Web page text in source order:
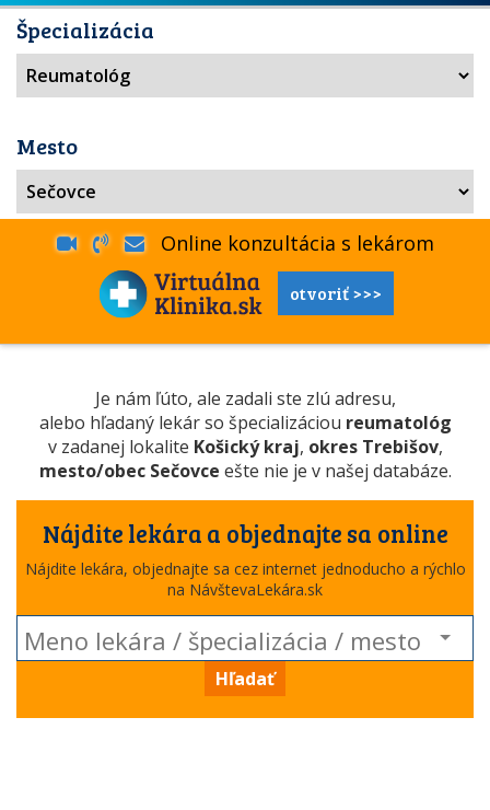
Špecializácia
Mesto
Online konzultácia s lekárom
otvoriť >>>
Je nám ľúto, ale zadali ste zlú adresu,
alebo hľadaný lekár so špecializáciou reumatológ
v zadanej lokalite Košický kraj, okres Trebišov,
mesto/obec Sečovce ešte nie je v našej databáze.
Nájdite lekára a objednajte sa online
Nájdite lekára, objednajte sa cez internet jednoducho a rýchlo
na NávštevaLekára.sk
Hľadať